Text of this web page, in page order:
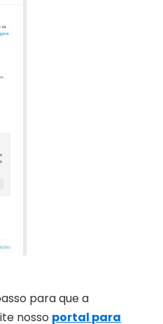
para que a
nosso portal para